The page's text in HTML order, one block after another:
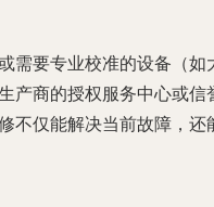
需要专业校准的设备（如
产商的授权服务中心或信
不仅能解决当前故障，还